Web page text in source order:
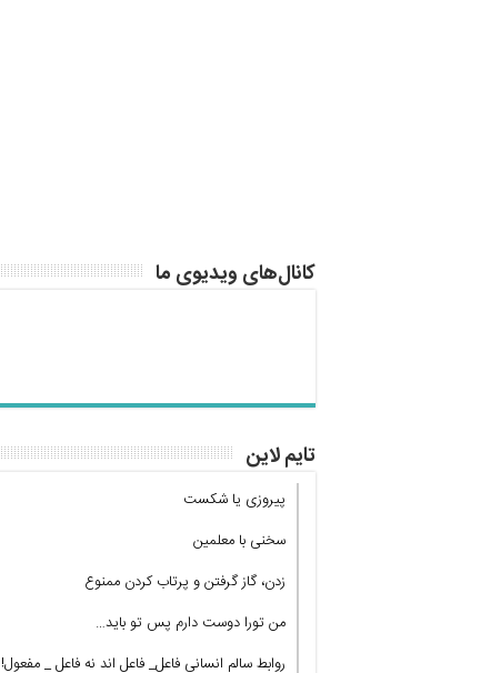
کانال‌های ویدیوی ما
تایم لاین
پیروزی یا شکست
سخنی با معلمین
زدن، گاز گرفتن و پرتاب کردن ممنوع
من تورا دوست دارم پس تو باید…
روابط سالم انسانی فاعل_ فاعل اند نه فاعل _ مفعول!